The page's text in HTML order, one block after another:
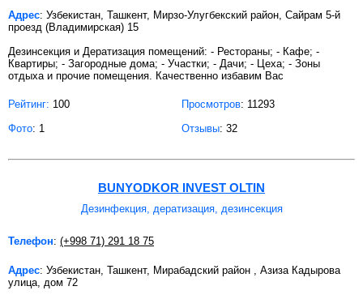
Адрес: Узбекистан, Ташкент, Мирзо-Улугбекский район, Сайрам 5-й
проезд (Владимирская) 15
Дезинсекция и Дератизация помещений: - Рестораны; - Кафе; -
Квартиры; - Загородные дома; - Участки; - Дачи; - Цеха; - Зоны
отдыха и прочие помещения. Качественно избавим Вас
Рейтинг: 100 Просмотров: 11293
Фото: 1 Отзывы: 32
BUNYODKOR INVEST OLTIN
Дезинфекция, дератизация, дезинсекция
Телефон: (+998 71) 291 18 75
Адрес: Узбекистан, Ташкент, Мирабадский район , Азиза Кадырова
улица, дом 72